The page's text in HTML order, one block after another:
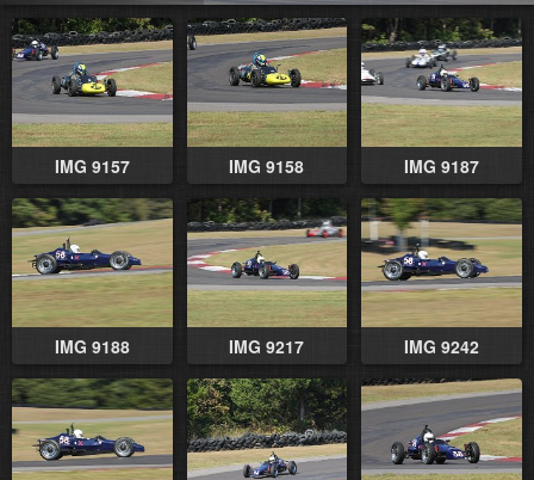
IMG 9157 IMG 9158 IMG 9187
IMG 9188 IMG 9217 IMG 9242